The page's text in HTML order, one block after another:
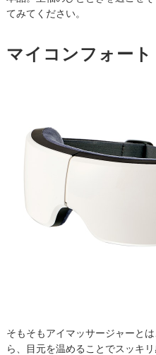
てみてください。
マイコンフォー
そもそもアイマッサージャーとは
ら、目元を温めることでスッキ